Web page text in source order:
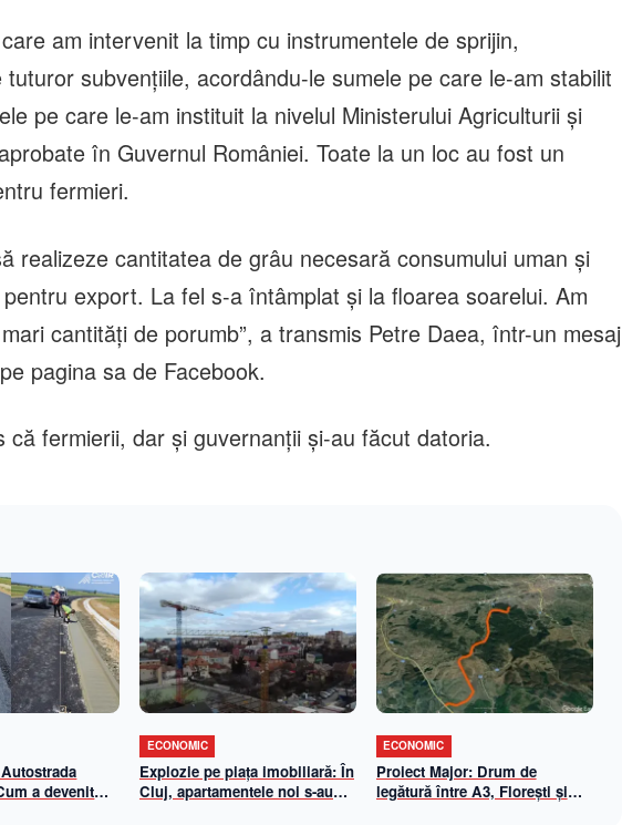
am intervenit la timp cu instrumentele de sprijin,
tuturor subvenţiile, acordându-le sumele pe care le-am stabilit
pe care le-am instituit la nivelul Ministerului Agriculturii şi
în Guvernul României. Toate la un loc au fost un
fermieri.
realizeze cantitatea de grâu necesară consumului uman şi
export. La fel s-a întâmplat şi la floarea soarelui. Am
cantităţi de porumb”, a transmis Petre Daea, într-un mesaj
pagina sa de Facebook.
că fermierii, dar şi guvernanţii şi-au făcut datoria.
a devenit
ECONOMIC
Explozie pe piața imobiliară: În
Cluj, apartamentele noi s-au
ECONOMIC
Proiect Major: Drum de
legătură între A3, Florești și